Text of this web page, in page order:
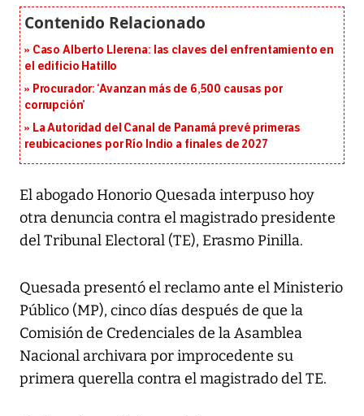
Caso Alberto Llerena: las claves del enfrentamiento en
el edificio Hatillo
Procurador: ‘Avanzan más de 6,500 causas por
corrupción’
La Autoridad del Canal de Panamá prevé primeras
reubicaciones por Río Indio a finales de 2027
El abogado Honorio Quesada interpuso hoy
otra denuncia contra el magistrado presidente
del Tribunal Electoral (TE), Erasmo Pinilla.
Quesada presentó el reclamo ante el Ministerio
Público (MP), cinco días después de que la
Comisión de Credenciales de la Asamblea
Nacional archivara por improcedente su
primera querella contra el magistrado del TE.